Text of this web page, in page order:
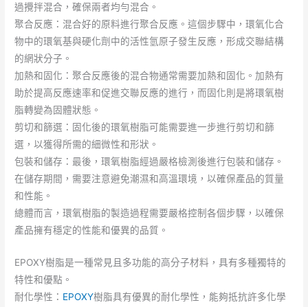
過攪拌混合，確保兩者均勻混合。
聚合反應：混合好的原料進行聚合反應。這個步驟中，環氧化合
物中的環氧基與硬化劑中的活性氫原子發生反應，形成交聯結構
的網狀分子。
加熱和固化：聚合反應後的混合物通常需要加熱和固化。加熱有
助於提高反應速率和促進交聯反應的進行，而固化則是將環氧樹
脂轉變為固體狀態。
剪切和篩選：固化後的環氧樹脂可能需要進一步進行剪切和篩
選，以獲得所需的細微性和形狀。
包裝和儲存：最後，環氧樹脂經過嚴格檢測後進行包裝和儲存。
在儲存期間，需要注意避免潮濕和高溫環境，以確保產品的質量
和性能。
總體而言，環氧樹脂的製造過程需要嚴格控制各個步驟，以確保
產品擁有穩定的性能和優異的品質。
EPOXY樹脂是一種常見且多功能的高分子材料，具有多種獨特的
特性和優點。
耐化學性： EPOXY樹脂具有優異的耐化學性，能夠抵抗許多化學